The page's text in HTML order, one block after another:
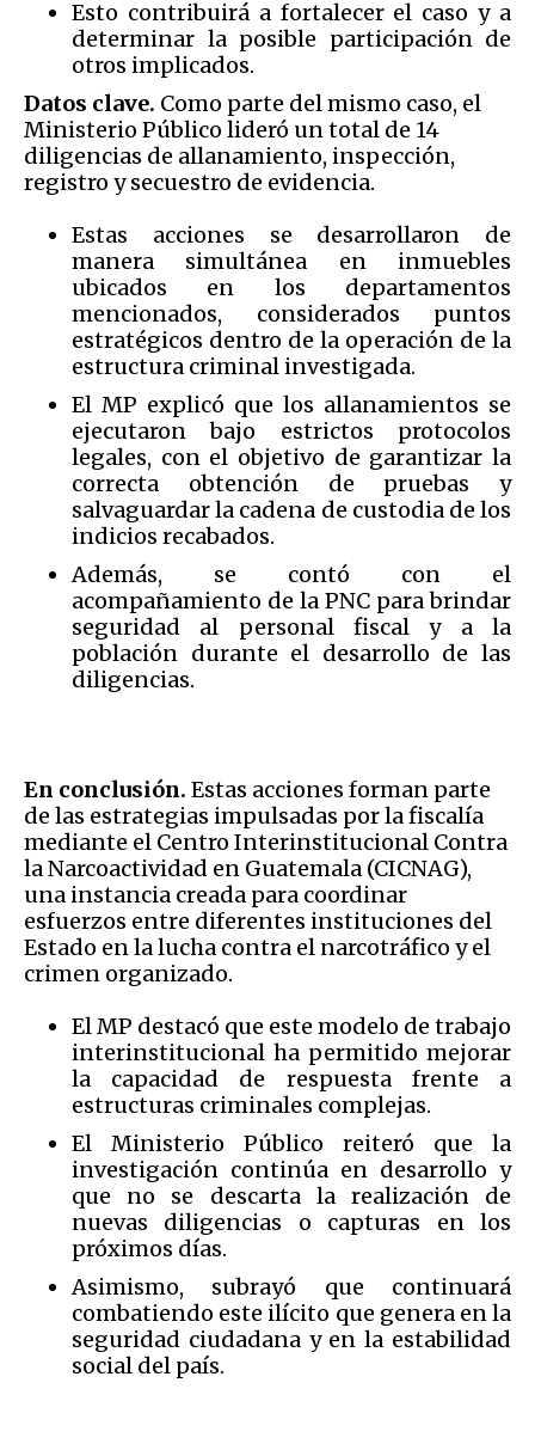
Esto contribuirá a fortalecer el caso y a
determinar la posible participación de
otros implicados.
Datos clave. Como parte del mismo caso, el
Ministerio Público lideró un total de 14
diligencias de allanamiento, inspección,
registro y secuestro de evidencia.
Estas acciones se desarrollaron de
manera simultánea en inmuebles
ubicados en los departamentos
mencionados, considerados puntos
estratégicos dentro de la operación de la
estructura criminal investigada.
El MP explicó que los allanamientos se
ejecutaron bajo estrictos protocolos
legales, con el objetivo de garantizar la
correcta obtención de pruebas y
salvaguardar la cadena de custodia de los
indicios recabados.
Además, se contó con el
acompañamiento de la PNC para brindar
seguridad al personal fiscal y a la
población durante el desarrollo de las
diligencias.
En conclusión. Estas acciones forman parte
de las estrategias impulsadas por la fiscalía
mediante el Centro Interinstitucional Contra
la Narcoactividad en Guatemala (CICNAG),
una instancia creada para coordinar
esfuerzos entre diferentes instituciones del
Estado en la lucha contra el narcotráfico y el
crimen organizado.
El MP destacó que este modelo de trabajo
interinstitucional ha permitido mejorar
la capacidad de respuesta frente a
estructuras criminales complejas.
El Ministerio Público reiteró que la
investigación continúa en desarrollo y
que no se descarta la realización de
nuevas diligencias o capturas en los
próximos días.
Asimismo, subrayó que continuará
combatiendo este ilícito que genera en la
seguridad ciudadana y en la estabilidad
social del país.